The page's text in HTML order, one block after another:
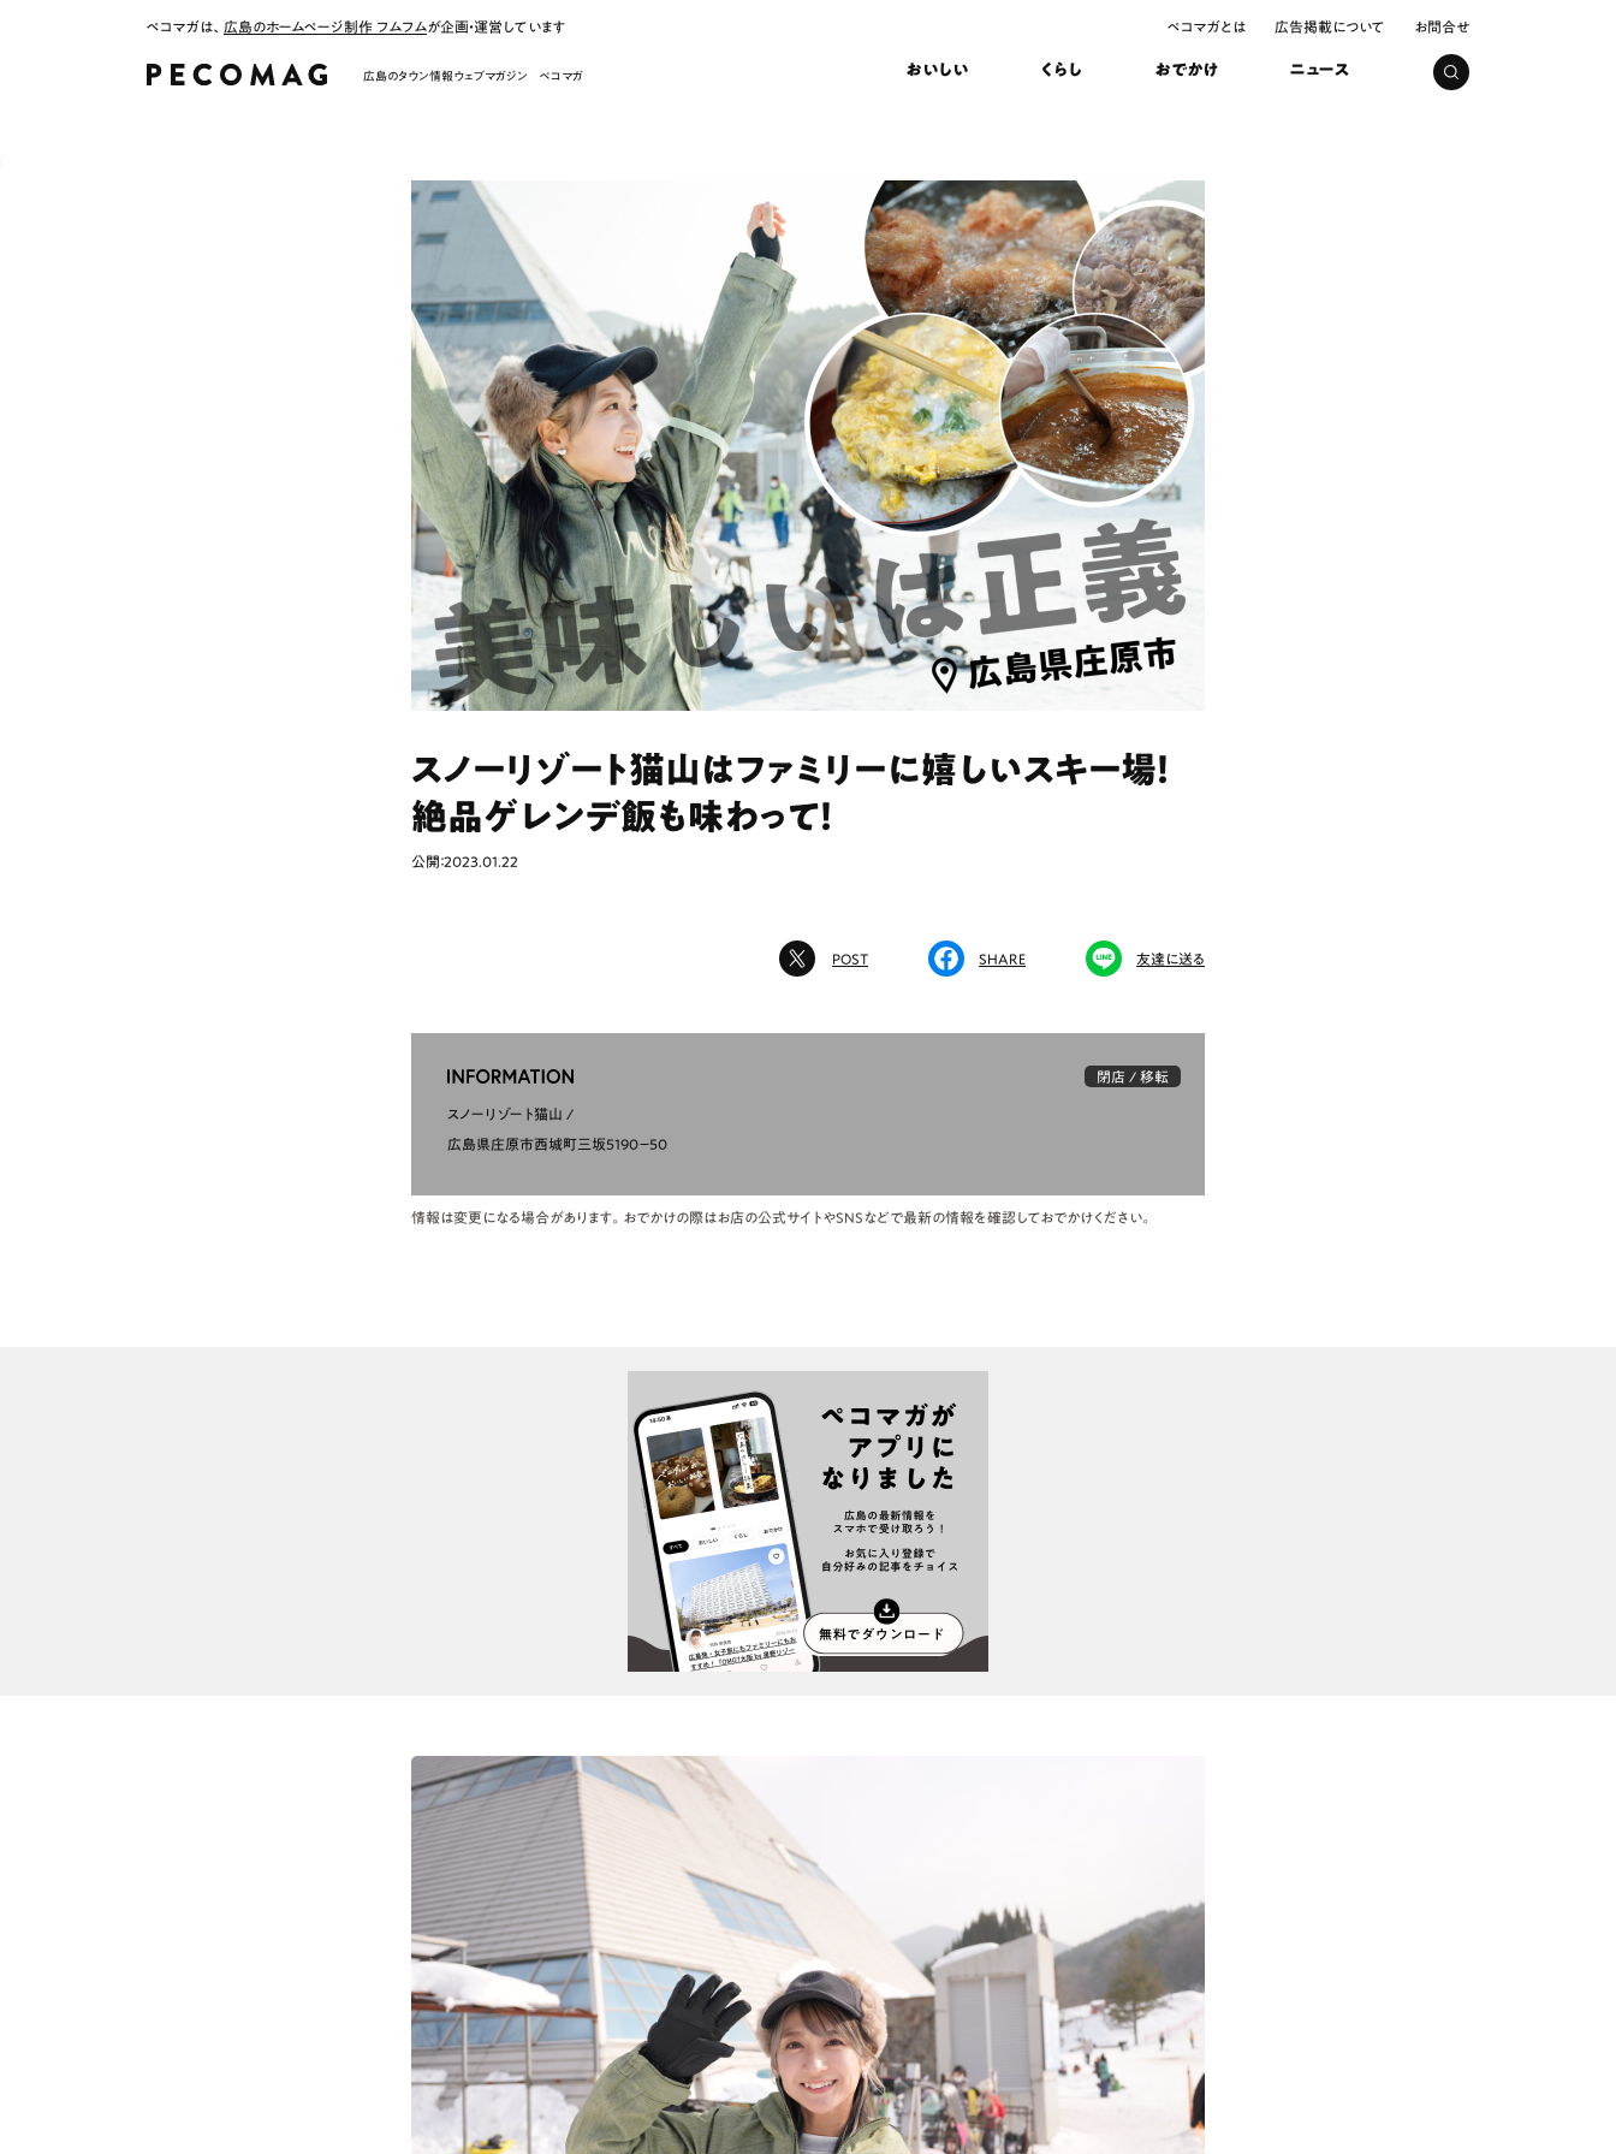
ペコマガは、 広島のホームページ制作 フムフムが企画・運営しています ペコマガとは 広告掲載について お問合せ
広島のタウン情報ウェブマガジン ペコマガ おいしい くらし おでかけ ニュース
スノーリゾート猫山はファミリーに嬉しいスキー場！
絶品ゲレンデ飯も味わって！
公開：2023.01.22
POST SHARE 友達に送る
閉店 / 移転
スノーリゾート猫山
広島県庄原市西城町三坂5190－50
情報は変更になる場合があります。おでかけの際はお店の公式サイトやSNSなどで最新の情報を確認しておでかけください。